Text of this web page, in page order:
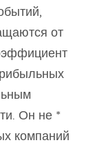
от
Он не *
компаний